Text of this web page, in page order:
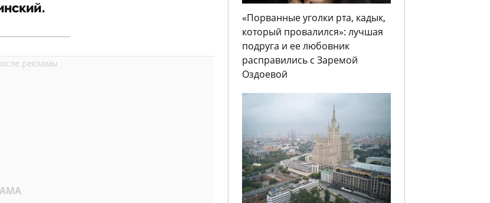
«Порванные уголки рта, кадык,
который провалился»: лучшая
подруга и ее любовник
расправились с Заремой
Оздоевой